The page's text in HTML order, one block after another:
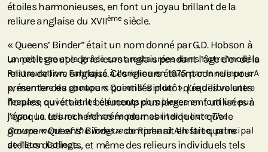
étoiles harmonieuses, en font un joyau brillant de la
reliure anglaise du XVIIèmesiècle.
« Queens’ Binder” était un nom donné par G.D. Hobson à
un petit groupe de relieurs anglais pendant l’âge d’or de la
reliure de livre anglaise. Ces relieurs étaient connus pour
présenter des contours pointillés plutôt que des volutes
florales, qui étaient beaucoup plus largement utilisées à
l’époque. Les recherches modernes indiquent que le
groupe « Queens’ Binder » comprenait en fait quatre
ateliers distincts, et même des relieurs individuels tels
La noblesse et la grâce sont restaurées dans notre modèle
Restauration. Fabriqué à l’origine en 1675 par le relieur « A
», membre du groupe « Queens’ Binder », l’équilibre entre
l’espace ouvert et les éléments complexes en font un pur
joyau. La reliure a été créée pour abriter le livreThe
Government of the Tonguede Richard Allestree, principal
de l’Eton College.